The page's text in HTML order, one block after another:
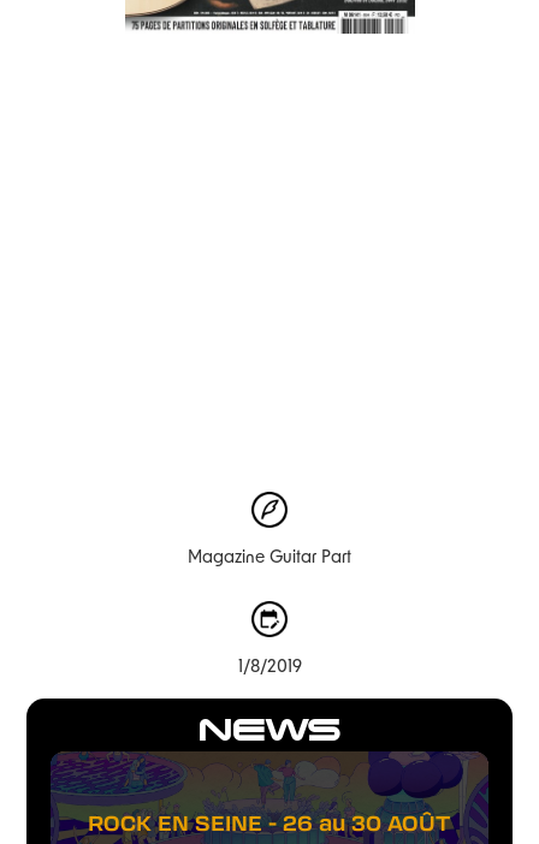
NEWS
ROCK EN SEINE - 26 au 30 AOÛT
Magazine Guitar Part
1/8/2019